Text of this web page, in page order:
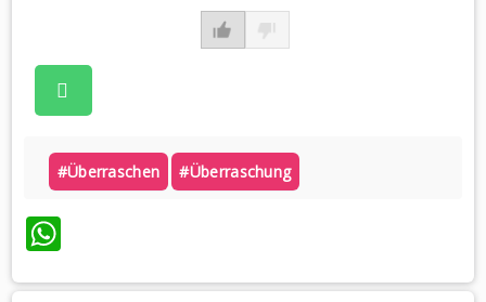
#überraschen #überraschung
WhatsApp